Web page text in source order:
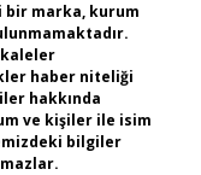
marka, kurum
haber niteliği
hakkında
ve kişiler ile isim
bilgiler